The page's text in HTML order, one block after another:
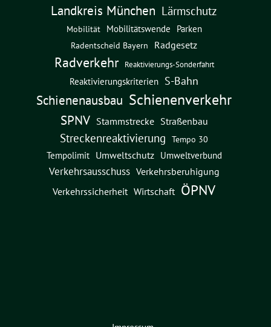
Landkreis München Lärmschutz
Mobilität Mobilitätswende Parken
Radentscheid Bayern Radgesetz
Radverkehr Reaktivierungs-Sonderfahrt
Reaktivierungskriterien S-Bahn
Schienenausbau Schienenverkehr
SPNV Stammstrecke Straßenbau
Streckenreaktivierung Tempo 30
Tempolimit Umweltschutz Umweltverbund
Verkehrsausschuss Verkehrsberuhigung
Verkehrssicherheit Wirtschaft ÖPNV